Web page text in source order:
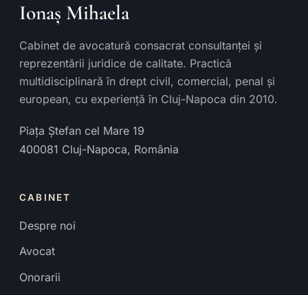
Ionaș Mihaela
Cabinet de avocatură consacrat consultanței și
reprezentării juridice de calitate. Practică
multidisciplinară în drept civil, comercial, penal și
european, cu experiență în Cluj-Napoca din 2010.
Piața Ștefan cel Mare 19
400081 Cluj-Napoca, România
CABINET
Despre noi
Avocat
Onorarii